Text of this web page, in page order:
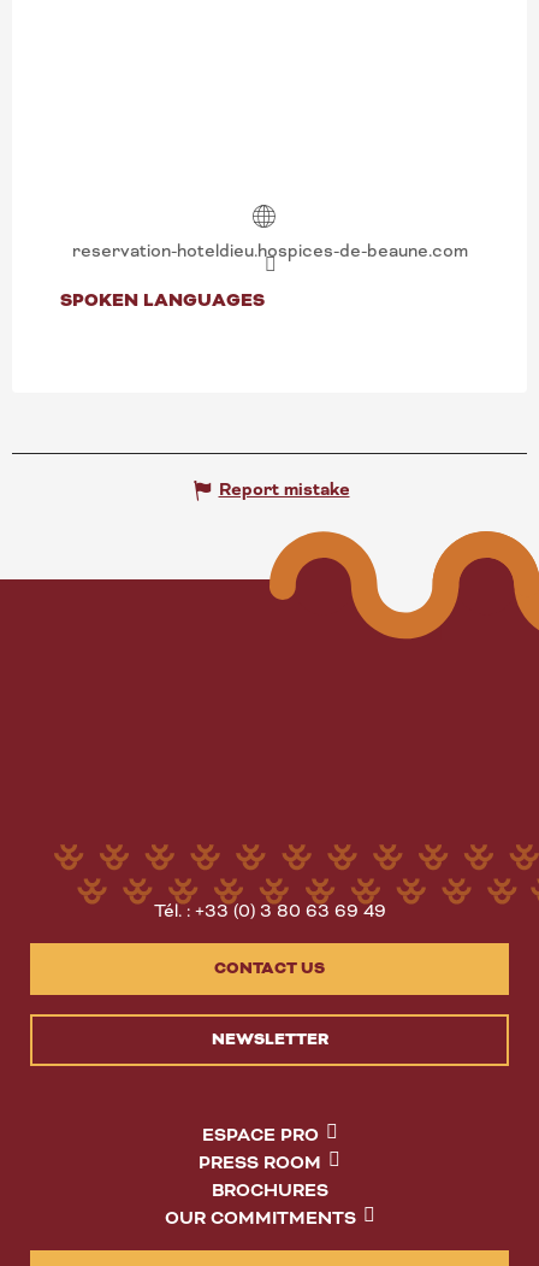
reservation-hoteldieu.hospices-de-beaune.com
SPOKEN LANGUAGES
SPOKEN LANGUAGES
Report mistake
Tél. : +33 (0) 3 80 63 69 49
CONTACT US
NEWSLETTER
ESPACE PRO
PRESS ROOM
BROCHURES
OUR COMMITMENTS